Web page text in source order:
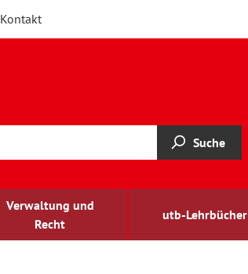
Kontakt
Suche
Verwaltung und
Recht
utb-Lehrbücher